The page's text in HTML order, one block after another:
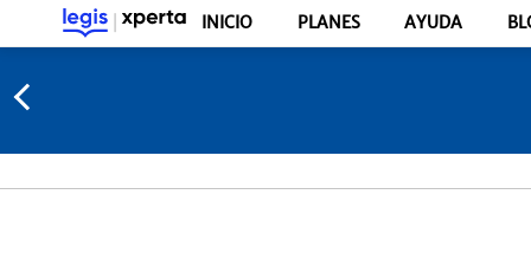
INICIO PLANES AYUDA